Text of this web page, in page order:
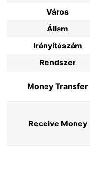
Város
Állam
Irányítószám
Rendszer
Money Transfer
Receive Money